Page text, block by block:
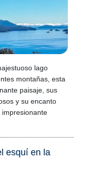
lago
montañas, esta
paisaje, sus
y su encanto
esquí en la